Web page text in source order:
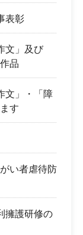
表彰
文」及び
品
文」・「障
す
い者虐待防
擁護研修の